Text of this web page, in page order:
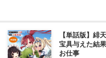
【単話版】緋
宝具与えた結
お仕事